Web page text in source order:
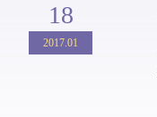
18
2017.01